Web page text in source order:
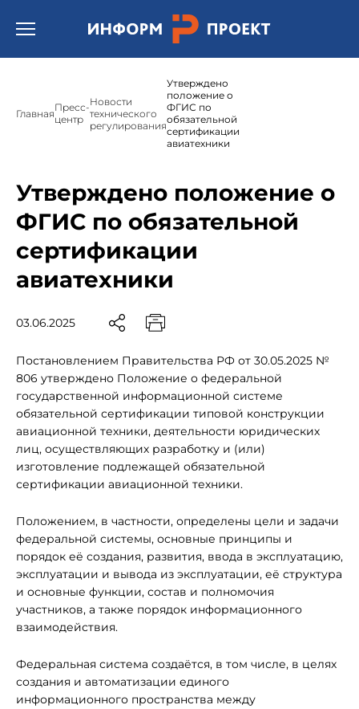
Открыть бургер меню.
ГлавнаяПресс-
центр
Новости
технического
регулирования
Утверждено
положение о
ФГИС по
обязательной
сертификации
авиатехники
Утверждено положение о
ФГИС по обязательной
сертификации
авиатехники
03.06.2025
Постановлением Правительства РФ от 30.05.2025 №
806 утверждено Положение о федеральной
государственной информационной системе
обязательной сертификации типовой конструкции
авиационной техники, деятельности юридических
лиц, осуществляющих разработку и (или)
изготовление подлежащей обязательной
сертификации авиационной техники.
Положением, в частности, определены цели и задачи
федеральной системы, основные принципы и
порядок её создания, развития, ввода в эксплуатацию,
эксплуатации и вывода из эксплуатации, её структура
и основные функции, состав и полномочия
участников, а также порядок информационного
взаимодействия.
Федеральная система создаётся, в том числе, в целях
создания и автоматизации единого
информационного пространства между